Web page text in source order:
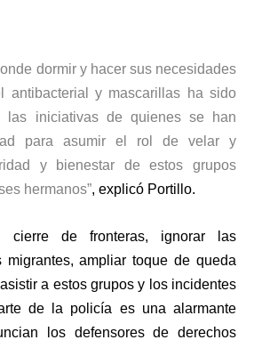
dormir y hacer sus necesidades
antibacterial y mascarillas ha sido
las iniciativas de quienes se han
para asumir el rol de velar y
y bienestar de estos grupos
hermanos”, explicó Portillo.
de fronteras, ignorar las
migrantes, ampliar toque de queda
a estos grupos y los incidentes
de la policía es una alarmante
los defensores de derechos